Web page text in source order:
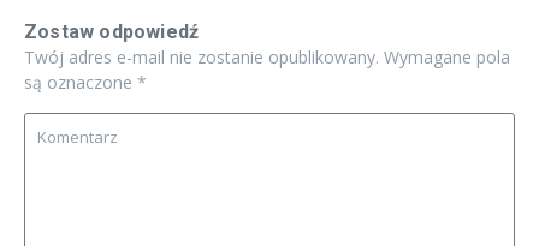
Zostaw odpowiedź
Twój adres e-mail nie zostanie opublikowany. Wymagane pola
są oznaczone *